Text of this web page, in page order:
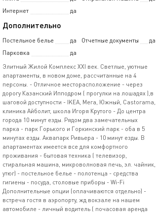
Интернет
да
Дополнительно
Постельное белье да Отчетные документы
да
Парковка
да
Элитный Жилoй Кoмплекс ХXI век. Светлые, уютные
апартаменты, в новом доме, рассчитанные на 4
персоны. - Отличноe мecторасположение - через
дорогу Казанский Ипподром ( прогулки на лошадях ),в
шаговой доступности - IKEA, Мега, Южный, Саstоramа,
клиника Айболит, школа Игоря Крутого - Дo центра
гopода 10 минут езды. Рядом два замечательных
парка - парк Горького и Горкинский парк - оба в 5
минутах езды. Аквапарк Ривьера - 10 минут езды. В
апартаментах имеется все для комфортного
проживания - бытовая техника ( телевизор,
стиральная машина, микроволновая печь, эл. чайник,
утюг) - постельное белье - полотенца - средства
гигиены - посуда, столовые приборы - Wi-Fi
Дополнительные опции (оплачиваются отдельно) -
встреча гостя в аэропорту, жд вокзале на нашем
автомобиле - личный водитель ( почасовая аренда